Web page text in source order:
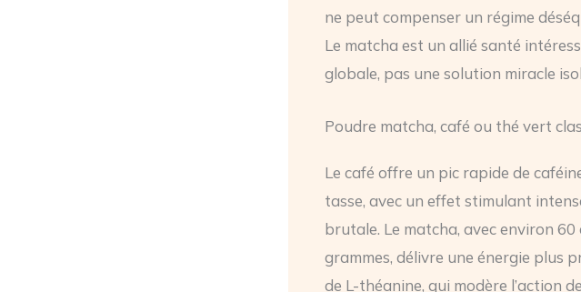
ne peut compenser un régime
Le matcha est un allié santé
globale, pas une solution miracle
Poudre matcha, café ou thé vert
Le café offre un pic rapide de
tasse, avec un effet stimulant
brutale. Le matcha, avec environ
grammes, délivre une énergie plus
de L-théanine, qui modère l’action